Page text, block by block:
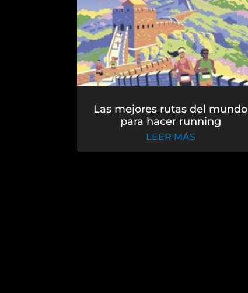
Las mejores rutas del mundo
para hacer running
LEER MÁS